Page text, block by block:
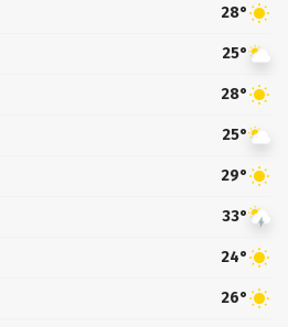
28°
25°
28°
25°
29°
33°
24°
26°